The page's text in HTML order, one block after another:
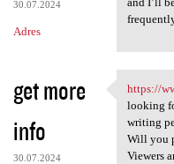
30.07.2024
Adres
get more
info
30.07.2024
https://
https://
looking
writing
Will you
Viewers